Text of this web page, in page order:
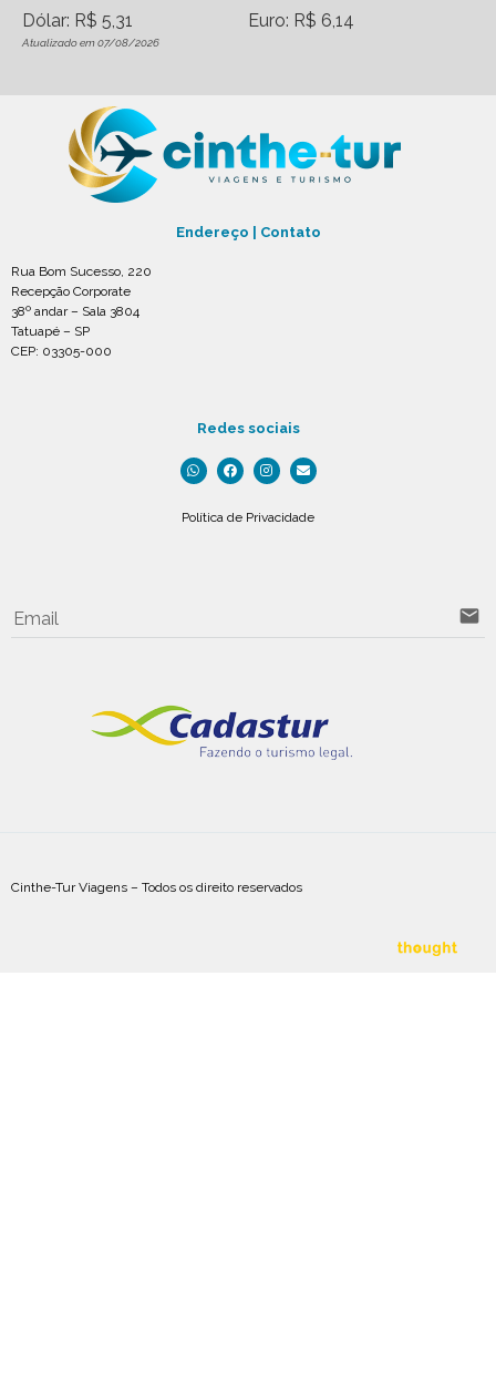
Dólar: R$ 5,31 Euro: R$ 6,14
Atualizado em 07/08/2026
Endereço | Contato
Rua Bom Sucesso, 220
Recepção Corporate
38º andar – Sala 3804
Tatuapé – SP
CEP: 03305-000
Redes sociais
Política de Privacidade
Email email
Cinthe-Tur Viagens – Todos os direito reservados